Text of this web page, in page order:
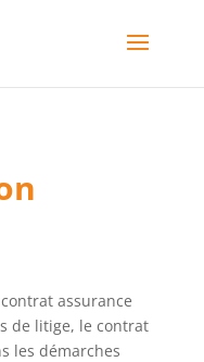
assurance
de litige, le contrat
les démarches